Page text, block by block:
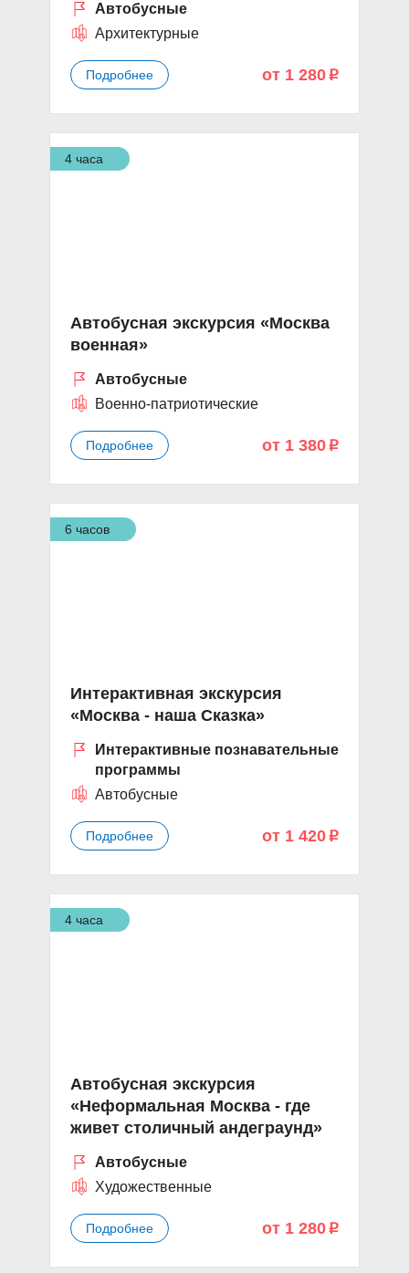
Автобусные
Архитектурные
Подробнее от 1 280 p
4 часа
Автобусная экскурсия «Москва
военная»
Автобусные
Военно-патриотические
Подробнее от 1 380 p
6 часов
Интерактивная экскурсия
«Москва - наша Сказка»
Интерактивные познавательные
программы
Автобусные
Подробнее от 1 420 p
4 часа
Автобусная экскурсия
«Неформальная Москва - где
живет столичный андеграунд»
Автобусные
Художественные
Подробнее от 1 280 p